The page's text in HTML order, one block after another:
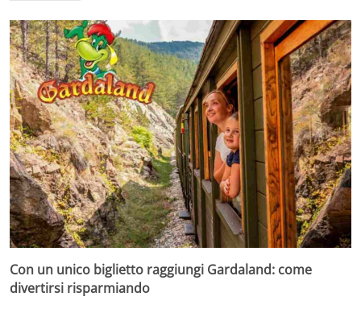
Con un unico biglietto raggiungi Gardaland: come
divertirsi risparmiando